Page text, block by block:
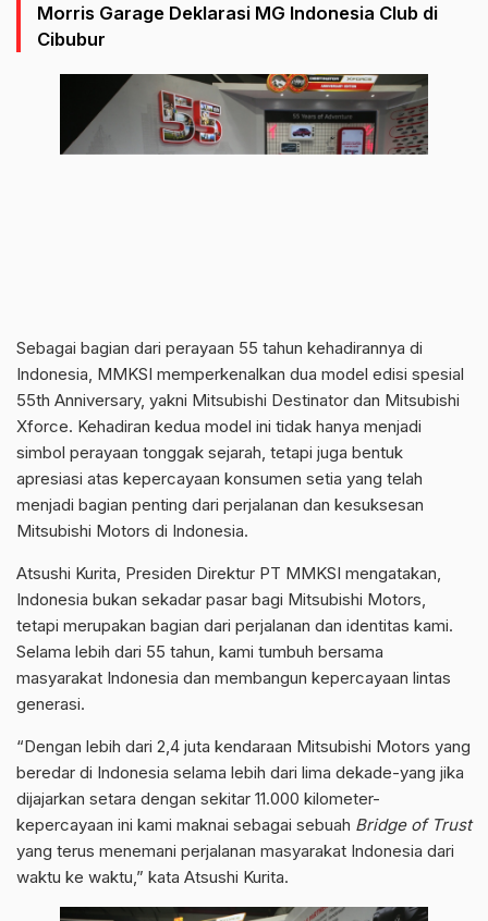
Morris Garage Deklarasi MG Indonesia Club di
Cibubur
Sebagai bagian dari perayaan 55 tahun kehadirannya di
Indonesia, MMKSI memperkenalkan dua model edisi spesial
55th Anniversary, yakni Mitsubishi Destinator dan Mitsubishi
Xforce. Kehadiran kedua model ini tidak hanya menjadi
simbol perayaan tonggak sejarah, tetapi juga bentuk
apresiasi atas kepercayaan konsumen setia yang telah
menjadi bagian penting dari perjalanan dan kesuksesan
Mitsubishi Motors di Indonesia.
Atsushi Kurita, Presiden Direktur PT MMKSI mengatakan,
Indonesia bukan sekadar pasar bagi Mitsubishi Motors,
tetapi merupakan bagian dari perjalanan dan identitas kami.
Selama lebih dari 55 tahun, kami tumbuh bersama
masyarakat Indonesia dan membangun kepercayaan lintas
generasi.
“Dengan lebih dari 2,4 juta kendaraan Mitsubishi Motors yang
beredar di Indonesia selama lebih dari lima dekade-yang jika
dijajarkan setara dengan sekitar 11.000 kilometer-
kepercayaan ini kami maknai sebagai sebuah Bridge of Trust
yang terus menemani perjalanan masyarakat Indonesia dari
waktu ke waktu,” kata Atsushi Kurita.